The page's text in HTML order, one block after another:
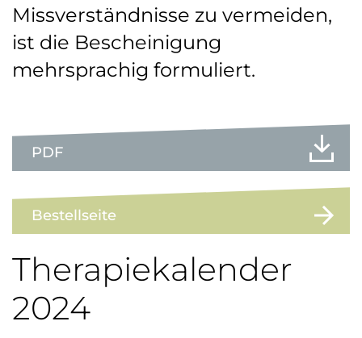
Missverständnisse zu vermeiden,
ist die Bescheinigung
mehrsprachig formuliert.
PDF
Bestellseite
Therapiekalender
2024